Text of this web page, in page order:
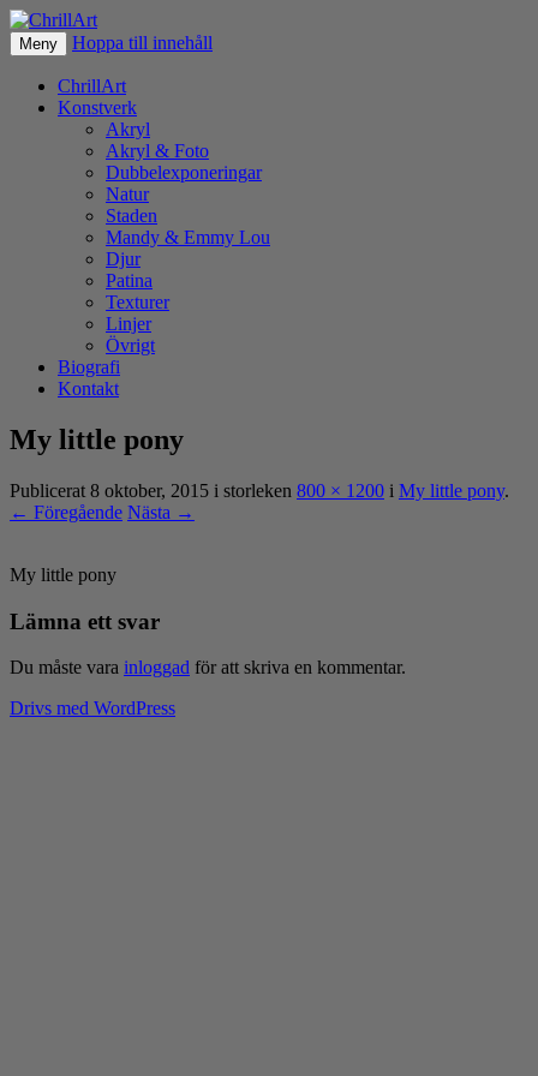
ChrillArt
Fotografier & akryl av Christer Lövgren
Meny Hoppa till innehåll
ChrillArt
Konstverk
Akryl
Akryl & Foto
Dubbelexponeringar
Natur
Staden
Mandy & Emmy Lou
Djur
Patina
Texturer
Linjer
Övrigt
Biografi
Kontakt
My little pony
Publicerat 8 oktober, 2015 i storleken 800 × 1200 i My little pony.
← Föregående Nästa →
My little pony
Lämna ett svar
Du måste vara inloggad för att skriva en kommentar.
Drivs med WordPress